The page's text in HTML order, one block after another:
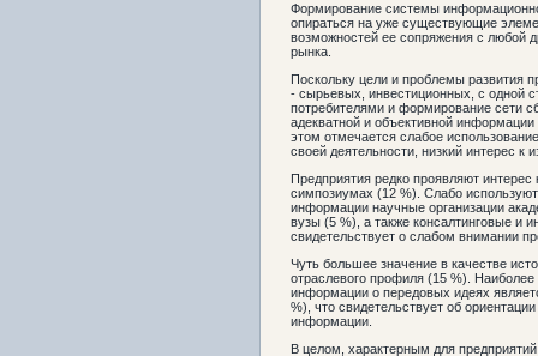
Формирование системы
опираться на уже существующие
возможностей ее сопряжения с любой
рынка.
Поскольку цели и проблемы развития
- сырьевых, инвестиционных, с одной
потребителями и формирование сети
адекватной и объективной
этом отмечается слабое
своей деятельности, низкий интерес
Предприятия редко проявляют
симпозиумах (12 %). Слабо
информации научные организации
вузы (5 %), а также консалтинговые
свидетельствует о слабом внимании
Чуть большее значение в качестве
отраслевого профиля (15 %).
информации о передовых идеях
%), что свидетельствует об
информации.
В целом, характерным для